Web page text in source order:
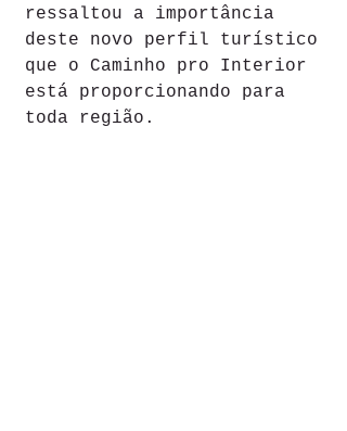
ressaltou a importância
deste novo perfil turístico
que o Caminho pro Interior
está proporcionando para
toda região.